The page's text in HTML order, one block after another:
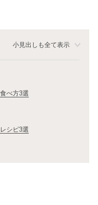
小見出しも全て表示
べ方3選
シピ3選